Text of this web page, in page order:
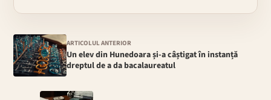
ARTICOLUL ANTERIOR
Un elev din Hunedoara și-a câștigat în instanță
dreptul de a da bacalaureatul